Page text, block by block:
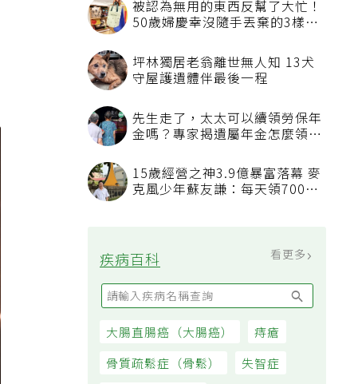
被認為無用的東西反幫了大忙！
50歲婦慶幸沒隨手丟棄的3樣物
坪林獨居老翁離世無人知 13犬
守屋護遺體伴最後一程
先生走了，太太可以續領勞保年
金嗎？專家揭遺屬年金怎麼領，
15歲經營之神3.9億暴富落幕 麥
克風少年蘇友謙：每天領700元
疾病百科 看更多
大腸直腸癌（大腸癌） 痔瘡
骨質疏鬆症（骨鬆） 失智症